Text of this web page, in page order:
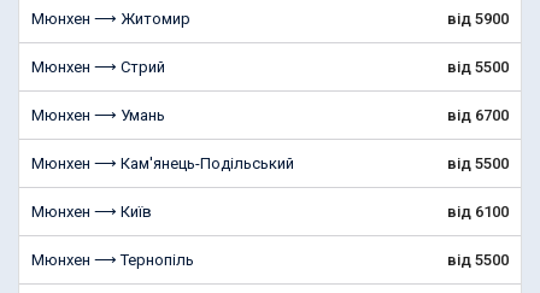
Мюнхен ⟶ Житомир від 5900
Мюнхен ⟶ Стрий від 5500
Мюнхен ⟶ Умань від 6700
Мюнхен ⟶ Кам'янець-Подільський від 5500
Мюнхен ⟶ Київ від 6100
Мюнхен ⟶ Тернопіль від 5500